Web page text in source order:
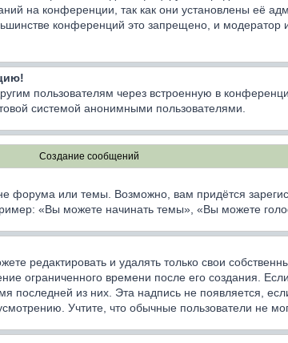
на конференции, так как они установлены её
конференций это запрещено, и модератор
пользователям через встроенную в
системой анонимными пользователями.
Создание сообщений
форума или темы. Возможно, вам придётся
«Вы можете начинать темы», «Вы можете
редактировать и удалять только свои
ограниченного времени после его создания.
последней из них. Эта надпись не появляется,
Учтите, что обычные пользователи не